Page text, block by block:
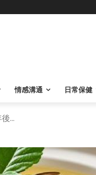
情感溝通 日常保健
...